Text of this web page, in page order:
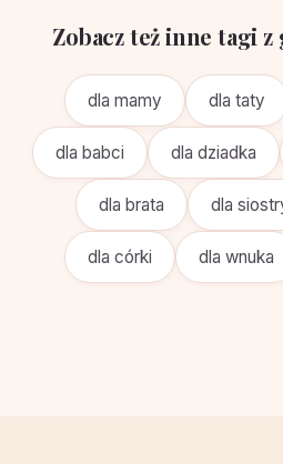
Zobacz też inne tagi
dla mamy dla taty
dla babci dla dziadka
dla brata dla
dla córki dla wnuka